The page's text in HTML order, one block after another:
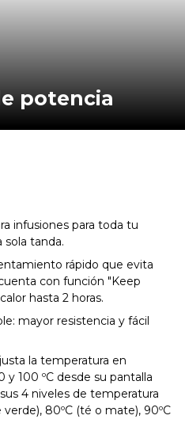
potencia
infusiones para toda tu
sola tanda.
rápido que evita
con función "Keep
hasta 2 horas.
mayor resistencia y fácil
la temperatura en
y 100 ºC desde su pantalla
4 niveles de temperatura
80ºC (té o mate), 90ºC